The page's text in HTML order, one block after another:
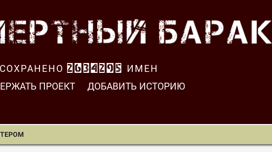
СОХРАНЕНО 2634296
ИМЕН
ПРОЕКТ
ДОБАВИТЬ ИСТОРИЮ